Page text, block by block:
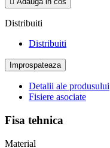
Distribuiti
Distribuiti
Detalii ale produsului
Fisiere asociate
Fisa tehnica
Material